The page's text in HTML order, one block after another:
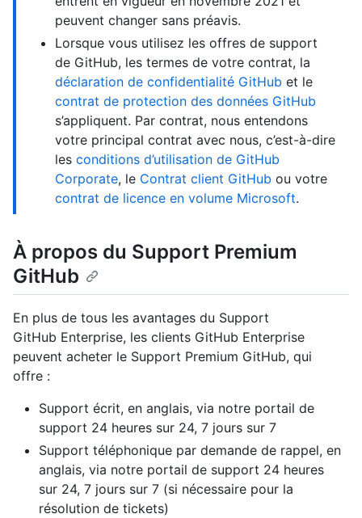
peuvent changer sans préavis.
Lorsque vous utilisez les offres de support
de GitHub, les termes de votre contrat, la
déclaration de confidentialité GitHub et le
contrat de protection des données GitHub
s’appliquent. Par contrat, nous entendons
votre principal contrat avec nous, c’est-à-dire
les conditions d’utilisation de GitHub
Corporate, le Contrat client GitHub ou votre
contrat de licence en volume Microsoft.
À propos du Support Premium
GitHub
En plus de tous les avantages du Support
GitHub Enterprise, les clients GitHub Enterprise
peuvent acheter le Support Premium GitHub, qui
offre :
Support écrit, en anglais, via notre portail de
support 24 heures sur 24, 7 jours sur 7
Support téléphonique par demande de rappel, en
anglais, via notre portail de support 24 heures
sur 24, 7 jours sur 7 (si nécessaire pour la
résolution de tickets)